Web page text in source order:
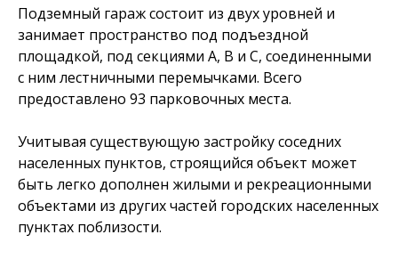
Подземный гараж состоит из двух уровней и
занимает пространство под подъездной
площадкой, под секциями А, В и С, соединенными
с ним лестничными перемычками. Всего
предоставлено 93 парковочных места.
Учитывая существующую застройку соседних
населенных пунктов, строящийся объект может
быть легко дополнен жилыми и рекреационными
объектами из других частей городских населенных
пунктах поблизости.